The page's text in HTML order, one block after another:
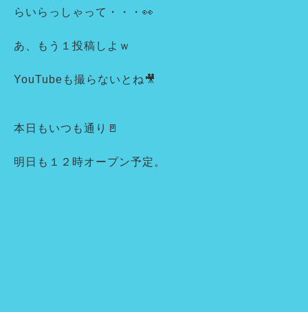
らいらっしゃって・・・👀
あ、もう１投稿しよｗ
YouTubeも撮らないとね🎥
本日もいつも通り🚪
明日も１２時オープン予定。